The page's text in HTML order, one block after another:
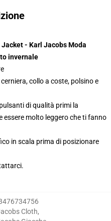
- Karl Jacobs Moda
invernale
collo a coste, polsino e
di qualità primi la
essere molto leggero che ti fanno
in scala prima di posizionare
Cloth,